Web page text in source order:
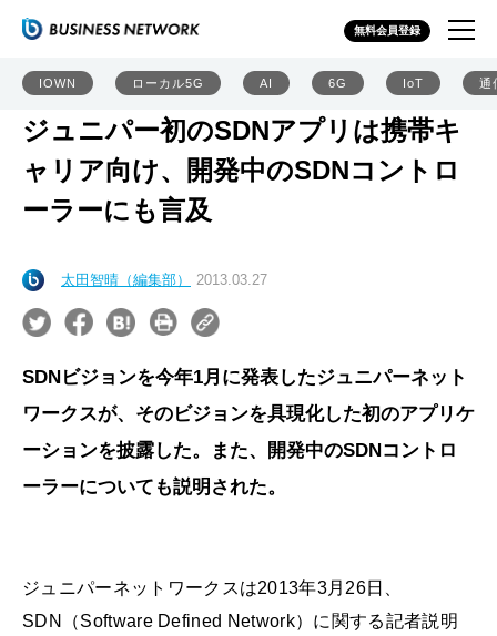
無料会員登録
IOWN ローカル5G AI 6G IoT 通
ジュニパー初のSDNアプリは携帯キ
ャリア向け、開発中のSDNコントロ
ーラーにも言及
太田智晴（編集部） 2013.03.27
SDNビジョンを今年1月に発表したジュニパーネット
ワークスが、そのビジョンを具現化した初のアプリケ
ーションを披露した。また、開発中のSDNコントロ
ーラーについても説明された。
ジュニパーネットワークスは2013年3月26日、
SDN（Software Defined Network）に関する記者説明